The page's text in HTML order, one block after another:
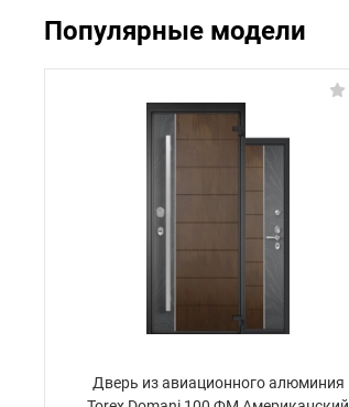
Популярные модели
Дверь из авиационного алюминия